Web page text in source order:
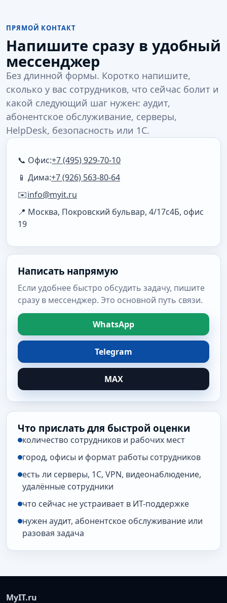
ПРЯМОЙ КОНТАКТ
Напишите сразу в удобный
мессенджер
Без длинной формы. Коротко напишите,
сколько у вас сотрудников, что сейчас болит и
какой следующий шаг нужен: аудит,
абонентское обслуживание, серверы,
HelpDesk, безопасность или 1С.
📞 Офис:+7 (495) 929-70-10
📱 Дима:+7 (926) 563-80-64
✉️info@myit.ru
📍 Москва, Покровский бульвар, 4/17с4Б, офис
19
Написать напрямую
Если удобнее быстро обсудить задачу, пишите
сразу в мессенджер. Это основной путь связи.
WhatsApp
Telegram
MAX
Что прислать для быстрой оценки
количество сотрудников и рабочих мест
город, офисы и формат работы сотрудников
есть ли серверы, 1С, VPN, видеонаблюдение,
удалённые сотрудники
что сейчас не устраивает в ИТ-поддержке
нужен аудит, абонентское обслуживание или
разовая задача
MyIT.ru